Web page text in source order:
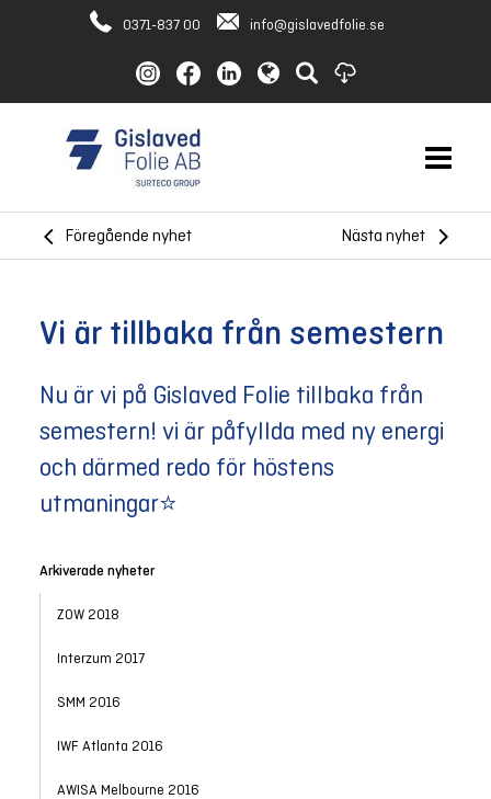
0371-837 00 info@gislavedfolie.se
Föregående nyhet Nästa nyhet
Vi är tillbaka från semestern
Nu är vi på Gislaved Folie tillbaka från
semestern! vi är påfyllda med ny energi
och därmed redo för höstens
utmaningar⭐
Arkiverade nyheter
ZOW 2018
Interzum 2017
SMM 2016
IWF Atlanta 2016
AWISA Melbourne 2016